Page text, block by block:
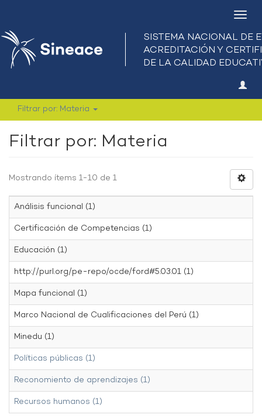
Filtrar por: Materia
Filtrar por: Materia
Mostrando ítems 1-10 de 1
Análisis funcional (1)
Certificación de Competencias (1)
Educación (1)
http://purl.org/pe-repo/ocde/ford#5.03.01 (1)
Mapa funcional (1)
Marco Nacional de Cualificaciones del Perú (1)
Minedu (1)
Políticas públicas (1)
Reconomiento de aprendizajes (1)
Recursos humanos (1)